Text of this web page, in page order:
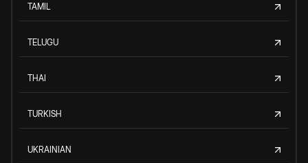
TAMIL
TELUGU
THAI
TURKISH
UKRAINIAN